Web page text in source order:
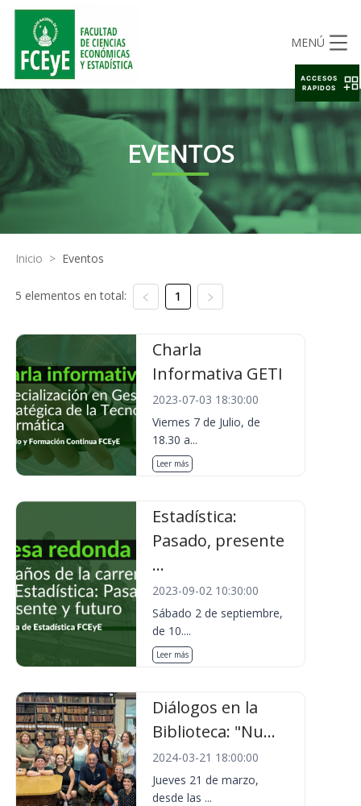
MENÚ
EVENTOS
Inicio > Eventos
5 elementos en total: 1
Charla
Informativa GETI
2023-07-03 18:30:00
Viernes 7 de Julio, de
18.30 a...
Leer más
Estadística:
Pasado, presente
...
2023-09-02 10:30:00
Sábado 2 de septiembre,
de 10....
Leer más
Diálogos en la
Biblioteca: "Nu...
2024-03-21 18:00:00
Jueves 21 de marzo,
desde las ...
ACCESOS
RAPIDOS